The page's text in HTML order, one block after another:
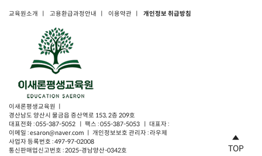
교육원소개 ㅣ 고용환급과정안내 ㅣ 이용약관 ㅣ 개인정보 취급방침
이새론평생교육원 ㅣ
경산남도 양산시 물금읍 증산역로 153, 2층 209호
대표전화 : 055-387-5052 ㅣ 팩스 : 055-387-5053 ㅣ 대표자 :
이메일 : esaron@naver.com ㅣ 개인정보보호 관리자 : 라우제
사업자 등록번호 : 497-97-02008
통신판매업신고번호 : 2025-경남양산-0342호
TOP